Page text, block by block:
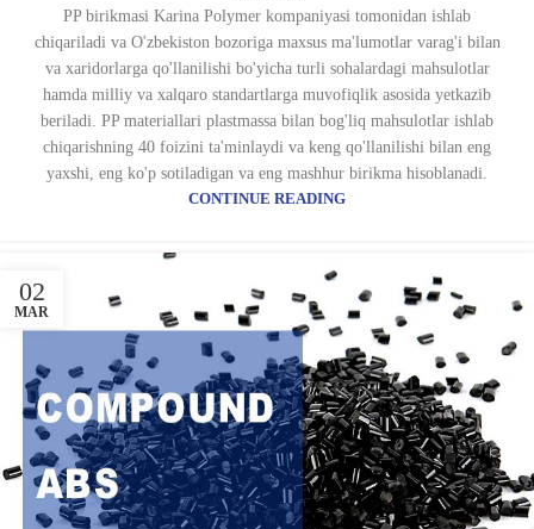
PP birikmasi Karina Polymer kompaniyasi tomonidan ishlab
chiqariladi va O'zbekiston bozoriga maxsus ma'lumotlar varag'i bilan
va xaridorlarga qo'llanilishi bo'yicha turli sohalardagi mahsulotlar
hamda milliy va xalqaro standartlarga muvofiqlik asosida yetkazib
beriladi. PP materiallari plastmassa bilan bog'liq mahsulotlar ishlab
chiqarishning 40 foizini ta'minlaydi va keng qo'llanilishi bilan eng
yaxshi, eng ko'p sotiladigan va eng mashhur birikma hisoblanadi.
CONTINUE READING
02
MAR